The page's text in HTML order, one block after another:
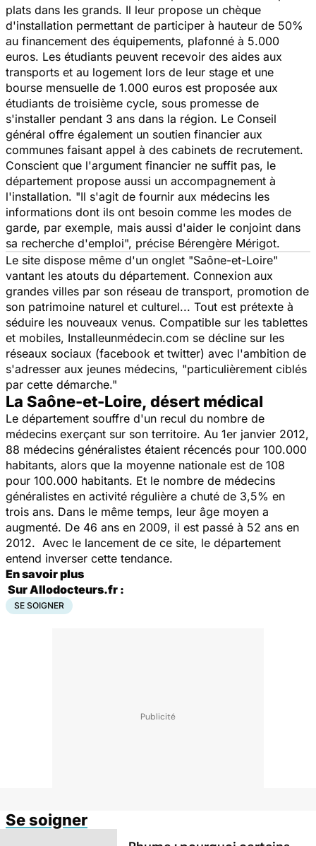
plats dans les grands. Il leur propose un chèque
d'installation permettant de participer à hauteur de 50%
au financement des équipements, plafonné à 5.000
euros. Les étudiants peuvent recevoir des aides aux
transports et au logement lors de leur stage et une
bourse mensuelle de 1.000 euros est proposée aux
étudiants de troisième cycle, sous promesse de
s'installer pendant 3 ans dans la région. Le Conseil
général offre également un soutien financier aux
communes faisant appel à des cabinets de recrutement.
Conscient que l'argument financier ne suffit pas, le
département propose aussi un accompagnement à
l'installation. "Il s'agit de fournir aux médecins les
informations dont ils ont besoin comme les modes de
garde, par exemple, mais aussi d'aider le conjoint dans
sa recherche d'emploi", précise Bérengère Mérigot.
Le site dispose même d'un onglet "Saône-et-Loire"
vantant les atouts du département. Connexion aux
grandes villes par son réseau de transport, promotion de
son patrimoine naturel et culturel... Tout est prétexte à
séduire les nouveaux venus. Compatible sur les tablettes
et mobiles, Installeunmédecin.com se décline sur les
réseaux sociaux (facebook et twitter) avec l'ambition de
s'adresser aux jeunes médecins, "particulièrement ciblés
par cette démarche."
La Saône-et-Loire, désert médical
Le département souffre d'un recul du nombre de
médecins exerçant sur son territoire. Au 1er janvier 2012,
88 médecins généralistes étaient récencés pour 100.000
habitants, alors que la moyenne nationale est de 108
pour 100.000 habitants. Et le nombre de médecins
généralistes en activité régulière a chuté de 3,5% en
trois ans. Dans le même temps, leur âge moyen a
augmenté. De 46 ans en 2009, il est passé à 52 ans en
2012. Avec le lancement de ce site, le département
entend inverser cette tendance.
En savoir plus
Sur Allodocteurs.fr :
SE SOIGNER
Se soigner